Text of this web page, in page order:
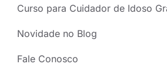
Curso para Cuidador de Idoso
Novidade no Blog
Fale Conosco